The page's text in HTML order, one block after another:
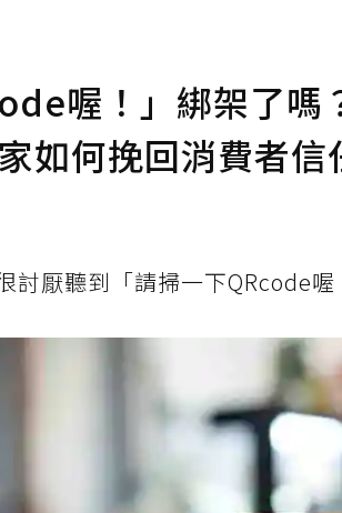
喔！」綁架了嗎
如何挽回消費者信
厭聽到「請掃一下QRcode喔